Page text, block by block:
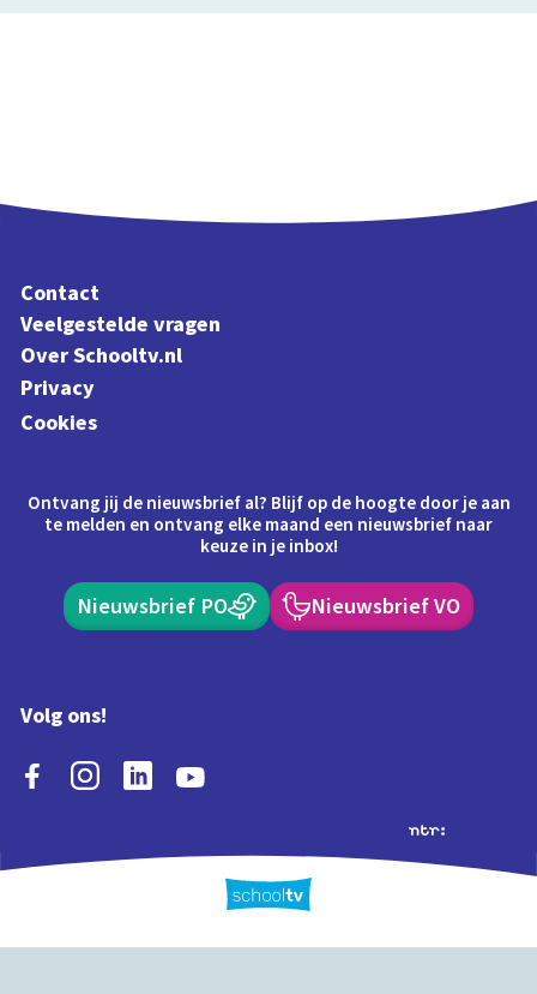
Contact
Veelgestelde vragen
Over Schooltv.nl
Privacy
Cookies
Ontvang jij de nieuwsbrief al? Blijf op de hoogte door je aan
te melden en ontvang elke maand een nieuwsbrief naar
keuze in je inbox!
Nieuwsbrief PO Nieuwsbrief VO
Volg ons!